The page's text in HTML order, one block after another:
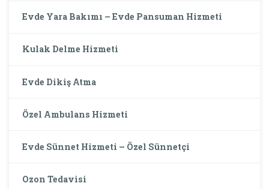
Evde Yara Bakımı – Evde Pansuman Hizmeti
Kulak Delme Hizmeti
Evde Dikiş Atma
Özel Ambulans Hizmeti
Evde Sünnet Hizmeti – Özel Sünnetçi
Ozon Tedavisi